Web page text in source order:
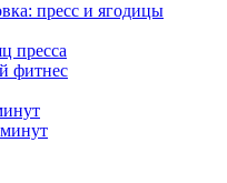
пресс и ягодицы
пресса
фитнес